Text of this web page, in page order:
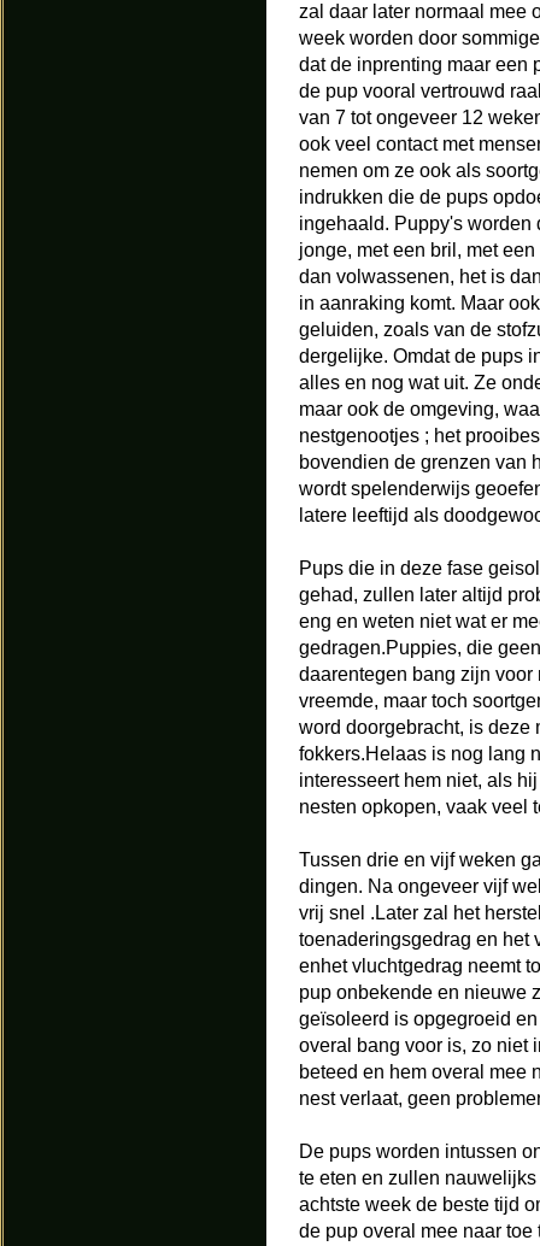
zal daar later normaal mee
week worden door
dat de inprenting maar een
de pup vooral vertrouwd
van 7 tot ongeveer 12
ook veel contact met
nemen om ze ook als
indrukken die de pups
ingehaald. Puppy's worden
jonge, met een bril, met
dan volwassenen, het is
in aanraking komt. Maar
geluiden, zoals van de
dergelijke. Omdat de pups
alles en nog wat uit. Ze
maar ook de omgeving,
nestgenootjes ; het
bovendien de grenzen van
wordt spelenderwijs
latere leeftijd als
Pups die in deze fase
gehad, zullen later altijd
eng en weten niet wat er
gedragen.Puppies, die
daarentegen bang zijn
vreemde, maar toch
word doorgebracht, is
fokkers.Helaas is nog lang
interesseert hem niet, als
nesten opkopen, vaak veel
Tussen drie en vijf weken
dingen. Na ongeveer vijf
vrij snel .Later zal het
toenaderingsgedrag en het
enhet vluchtgedrag neemt
pup onbekende en nieuwe
geïsoleerd is opgegroeid
overal bang voor is, zo niet
beteed en hem overal mee
nest verlaat, geen
De pups worden intussen
te eten en zullen
achtste week de beste tijd
de pup overal mee naar